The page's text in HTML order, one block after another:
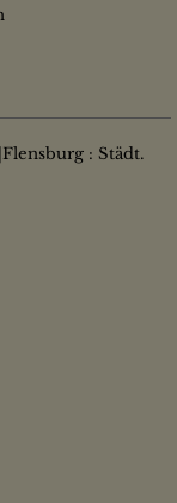
: Städt.